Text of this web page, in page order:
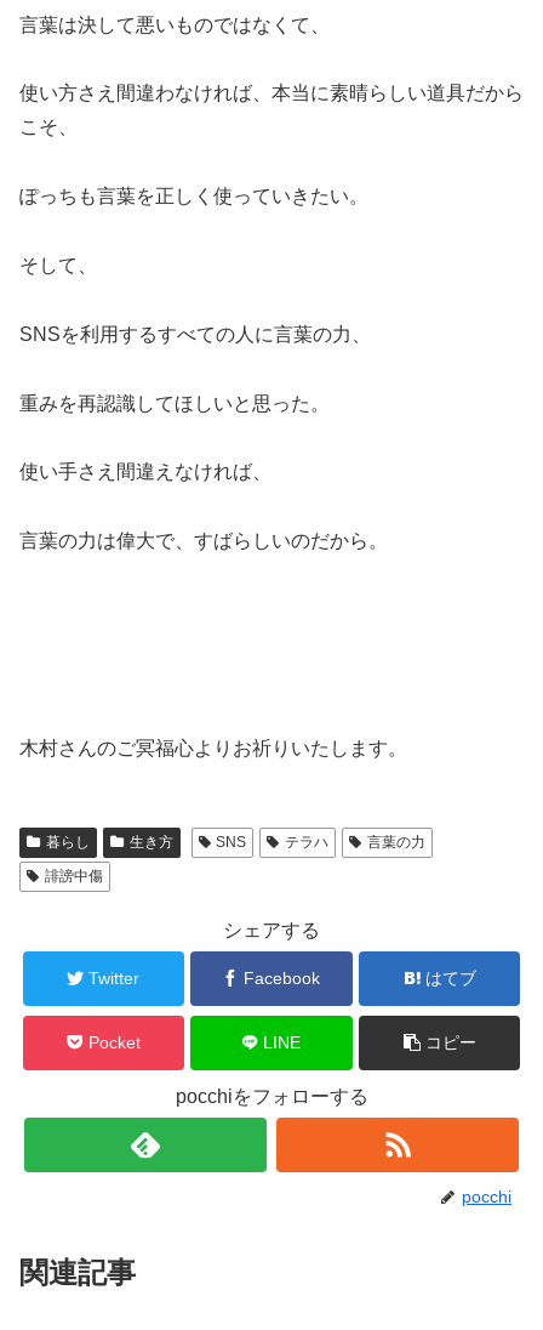
言葉は決して悪いものではなくて、
使い方さえ間違わなければ、本当に素晴らしい道具だから
こそ、
ぽっちも言葉を正しく使っていきたい。
そして、
SNSを利用するすべての人に言葉の力、
重みを再認識してほしいと思った。
使い手さえ間違えなければ、
言葉の力は偉大で、すばらしいのだから。
木村さんのご冥福心よりお祈りいたします。
暮らし 生き方 SNS テラハ
言葉の力
誹謗中傷
シェアする
Twitter Facebook はてブ
Pocket LINE コピー
pocchiをフォローする
pocchi
関連記事